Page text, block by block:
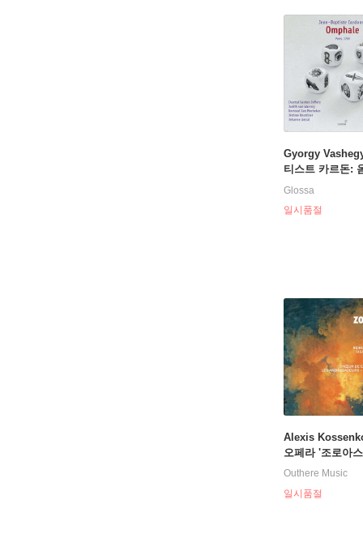
Gyorgy
티스트 카르돈:
ean-Baptiste
Glossa
일시품절
Alexis
오페라 '조로아
(Rameau:
Outhere Music
일시품절